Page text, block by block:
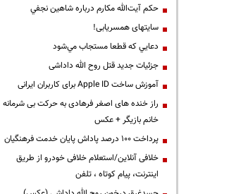
حكم آيت‌الله مكارم درباره شاهين نجفي
سایتهای همسریابی!
دعايي كه قطعا مستجاب مي‌شود
جزئیات جدید قتل روح الله داداشی
آموزش ساخت Apple ID برای کاربران ایرانی
راز خنده های اصغر فرهادی به حرکت بی شرمانه
خانم بازیگر + عکس
پرداخت ۱۰۰ درصد پاداش پایان خدمت فرهنگیان
خلافی آنلاین/استعلام خلافی خودرو از طریق
اینترنت، پیام کوتاه ، تلفن